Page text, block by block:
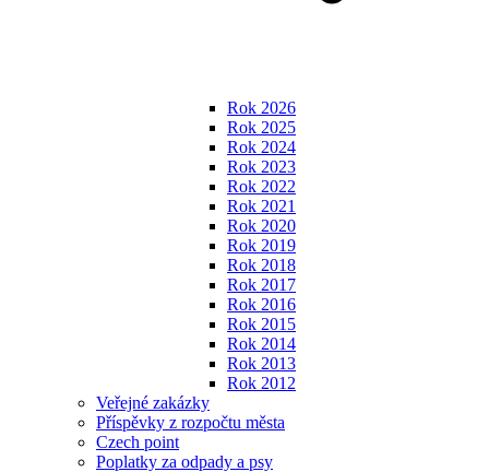
Rok 2026
Rok 2025
Rok 2024
Rok 2023
Rok 2022
Rok 2021
Rok 2020
Rok 2019
Rok 2018
Rok 2017
Rok 2016
Rok 2015
Rok 2014
Rok 2013
Rok 2012
Veřejné zakázky
Příspěvky z rozpočtu města
Czech point
Poplatky za odpady a psy